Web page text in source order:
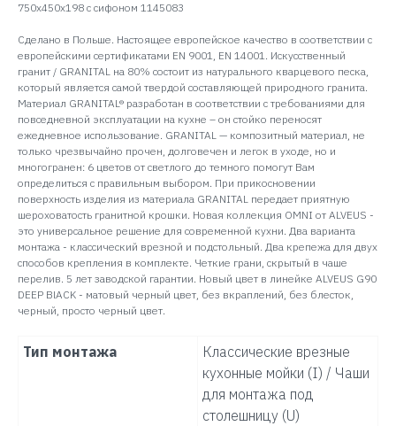
750x450x198 с сифоном 1145083
Сделано в Польше. Настоящее европейское качество в соответствии с
европейскими сертификатами EN 9001, EN 14001. Искусственный
гранит / GRANITAL на 80% состоит из натурального кварцевого песка,
который является самой твердой составляющей природного гранита.
Материал GRANITAL® разработан в соответствии с требованиями для
повседневной эксплуатации на кухне – он стойко переносят
ежедневное использование. GRANITAL — композитный материал, не
только чрезвычайно прочен, долговечен и легок в уходе, но и
многогранен: 6 цветов от светлого до темного помогут Вам
определиться с правильным выбором. При прикосновении
поверхность изделия из материала GRANITAL передает приятную
шероховатость гранитной крошки. Новая коллекция OMNI от ALVEUS -
это универсальное решение для современной кухни. Два варианта
монтажа - классический врезной и подстольный. Два крепежа для двух
способов крепления в комплекте. Четкие грани, скрытый в чаше
перелив. 5 лет заводской гарантии. Новый цвет в линейке ALVEUS G90
DEEP BlACK - матовый черный цвет, без вкраплений, без блесток,
черный, просто черный цвет.
Тип монтажа
Классические врезные
кухонные мойки (I) / Чаши
для монтажа под
столешницу (U)